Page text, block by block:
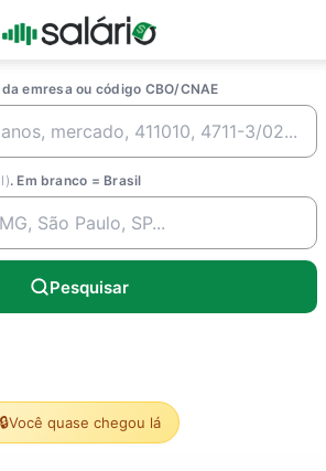
emresa ou código CBO/CNAE
. Em branco = Brasil
Pesquisar
🔒Você quase chegou lá